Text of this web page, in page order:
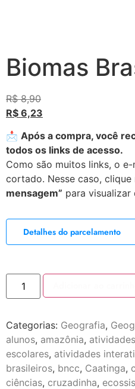
Biomas
R$8,90
R$ 6,23
📩 Após a compra, você
todos os links de acesso.
Como são muitos links, o
cortado. Nesse caso, clique
mensagem” para
Detalhes do parcelamento
Categorias: Geografia,
alunos, amazônia,
escolares, atividades
brasileiros, bncc, Caatinga,
ciências, cruzadinha,